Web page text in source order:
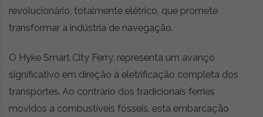
revolucionário, totalmente elétrico, que promete
transformar a indústria de navegação.
O Hyke Smart City Ferry, representa um avanço
significativo em direção à eletrificação completa dos
transportes. Ao contrário dos tradicionais ferries
movidos a combustíveis fósseis, esta embarcação